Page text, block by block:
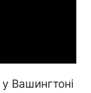
Вашингтоні